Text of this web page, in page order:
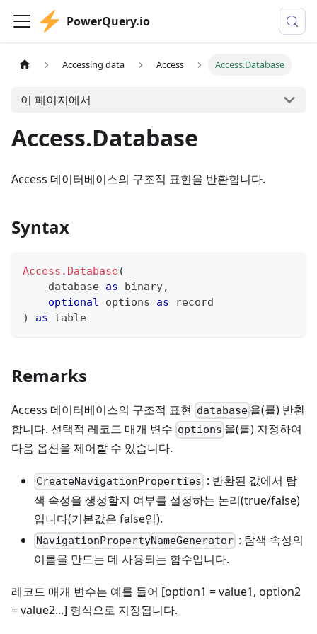
PowerQuery.io
Accessing data Access Access.Database
이 페이지에서
Access.Database
Access 데이터베이스의 구조적 표현을 반환합니다.
Syntax
Access.Database(
    database
as binary,
optional options as
record
)
as table
Remarks
Access 데이터베이스의 구조적 표현 database 을(를) 반환
합니다. 선택적 레코드 매개 변수 options 을(를) 지정하여
다음 옵션을 제어할 수 있습니다.
CreateNavigationProperties : 반환된 값에서 탐
색 속성을 생성할지 여부를 설정하는 논리(true/false)
입니다(기본값은 false임).
NavigationPropertyNameGenerator : 탐색 속성의
이름을 만드는 데 사용되는 함수입니다.
레코드 매개 변수는 예를 들어 [option1 = value1, option2
= value2...] 형식으로 지정됩니다.